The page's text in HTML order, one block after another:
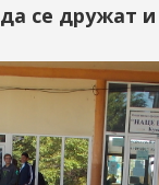
се дружат и